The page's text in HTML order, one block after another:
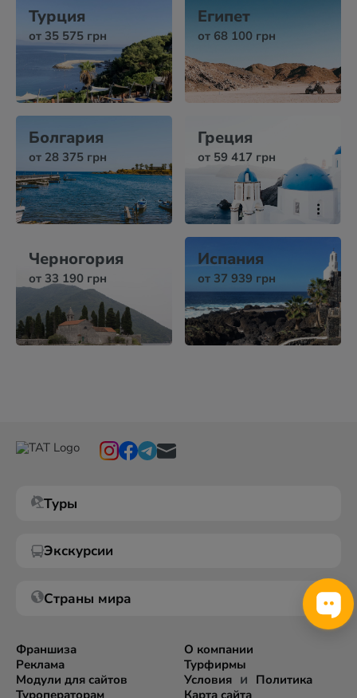
Турция
от 35 575 грн
Египет
от 68 100 грн
Болгария
от 28 375 грн
Греция
от 59 417 грн
Черногория
от 33 190 грн
Испания
от 37 939 грн
Туры
Экскурсии
Страны мира
Франшиза
Реклама
Модули для сайтов
Туроператорам
О компании
Турфирмы
Условияи Политика
Карта сайта